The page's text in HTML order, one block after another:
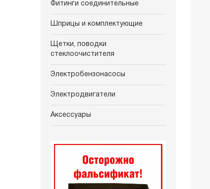
Фитинги соединительные
Шприцы и комплектующие
Щетки, поводки
стеклоочистителя
Электробензонасосы
Электродвигатели
Аксессуары